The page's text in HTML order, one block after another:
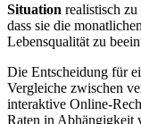
Situation realistisch⁣
dass ⁢sie die
Lebensqualität zu
Die​ Entscheidung für‍
‍Vergleiche zwischen
interaktive Online-
Raten in Abhängigkeit